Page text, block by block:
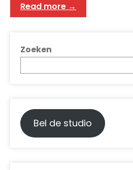
Read more →
Zoeken
Bel de studio